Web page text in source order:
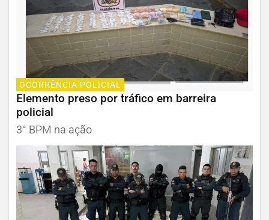
OCORRÊNCIA POLICIAL
Elemento preso por tráfico em barreira
policial
3° BPM na ação